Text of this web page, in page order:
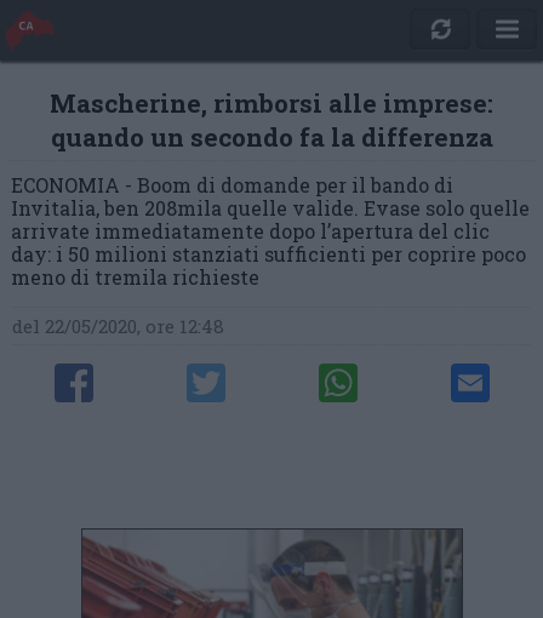
Mascherine, rimborsi alle imprese:
quando un secondo fa la differenza
ECONOMIA - Boom di domande per il bando di
Invitalia, ben 208mila quelle valide. Evase solo quelle
arrivate immediatamente dopo l’apertura del clic
day: i 50 milioni stanziati sufficienti per coprire poco
meno di tremila richieste
del 22/05/2020, ore 12:48